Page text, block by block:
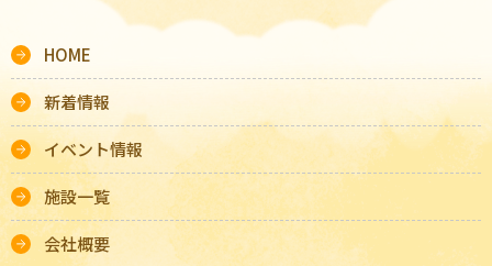
HOME
新着情報
イベント情報
施設一覧
会社概要